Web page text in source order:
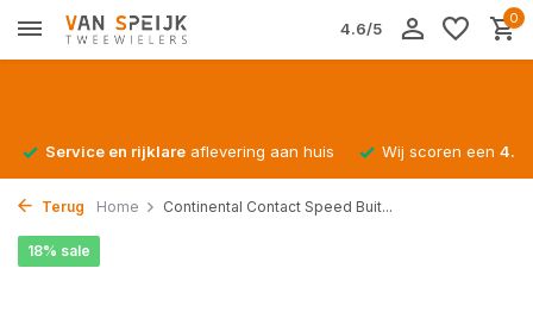
4.6/5
0
Service en rijklare aflevering aan huis Wij scoren een
Terug Home Continental Contact Speed Buit...
18% sale